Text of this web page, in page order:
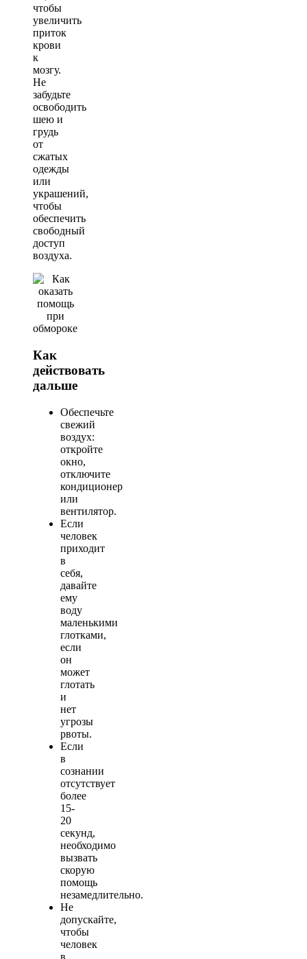
чтобы
увеличить
приток
крови
к
мозгу.
Не
забудьте
освободить
шею и
грудь
от
сжатых
одежды
или
украшений,
чтобы
обеспечить
свободный
доступ
воздуха.
Как
действовать
дальше
Обеспечьте
свежий
воздух:
откройте
окно,
отключите
кондиционер
или
вентилятор.
Если
человек
приходит
в
себя,
давайте
ему
воду
маленькими
глотками,
если
он
может
глотать
и
нет
угрозы
рвоты.
Если
в
сознании
отсутствует
более
15-
20
секунд,
необходимо
вызвать
скорую
помощь
незамедлительно.
Не
допускайте,
чтобы
человек
в